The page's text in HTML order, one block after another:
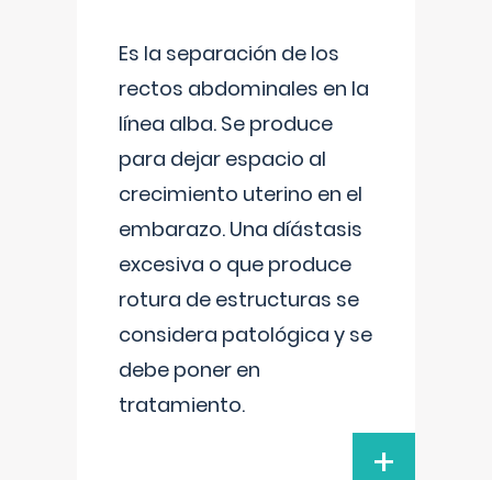
Es la separación de los
rectos abdominales en la
línea alba. Se produce
para dejar espacio al
crecimiento uterino en el
embarazo. Una díástasis
excesiva o que produce
rotura de estructuras se
considera patológica y se
debe poner en
tratamiento.
+